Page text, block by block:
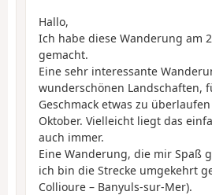
Hallo,
Ich habe diese Wanderung am
gemacht.
Eine sehr interessante
wunderschönen Landschaften,
Geschmack etwas zu
Oktober. Vielleicht liegt das
auch immer.
Eine Wanderung, die mir Spaß
ich bin die Strecke umgekehrt
Collioure – Banyuls-sur-Mer).